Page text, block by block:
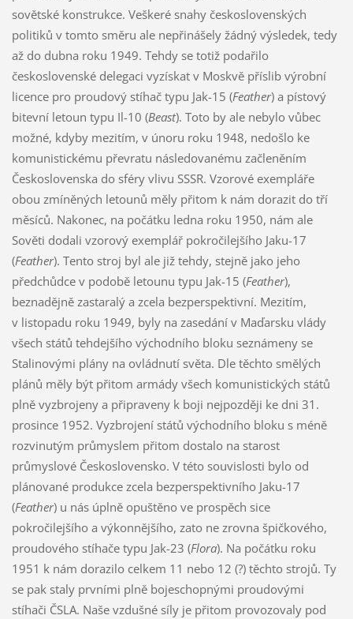
sovětské konstrukce. Veškeré snahy československých
politiků v tomto směru ale nepřinášely žádný výsledek, tedy
až do dubna roku 1949. Tehdy se totiž podařilo
československé delegaci vyzískat v Moskvě příslib výrobní
licence pro proudový stíhač typu Jak-15 (Feather) a pístový
bitevní letoun typu Il-10 (Beast). Toto by ale nebylo vůbec
možné, kdyby mezitím, v únoru roku 1948, nedošlo ke
komunistickému převratu následovanému začleněním
Československa do sféry vlivu SSSR. Vzorové exempláře
obou zmíněných letounů měly přitom k nám dorazit do tří
měsíců. Nakonec, na počátku ledna roku 1950, nám ale
Sověti dodali vzorový exemplář pokročilejšího Jaku-17
(Feather). Tento stroj byl ale již tehdy, stejně jako jeho
předchůdce v podobě letounu typu Jak-15 (Feather),
beznadějně zastaralý a zcela bezperspektivní. Mezitím,
v listopadu roku 1949, byly na zasedání v Maďarsku vlády
všech států tehdejšího východního bloku seznámeny se
Stalinovými plány na ovládnutí světa. Dle těchto smělých
plánů měly být přitom armády všech komunistických států
plně vyzbrojeny a připraveny k boji nejpozději ke dni 31.
prosince 1952. Vyzbrojení států východního bloku s méně
rozvinutým průmyslem přitom dostalo na starost
průmyslové Československo. V této souvislosti bylo od
plánované produkce zcela bezperspektivního Jaku-17
(Feather) u nás úplně opuštěno ve prospěch sice
pokročilejšího a výkonnějšího, zato ne zrovna špičkového,
proudového stíhače typu Jak-23 (Flora). Na počátku roku
1951 k nám dorazilo celkem 11 nebo 12 (?) těchto strojů. Ty
se pak staly prvními plně bojeschopnými proudovými
stíhači ČSLA. Naše vzdušné síly je přitom provozovaly pod